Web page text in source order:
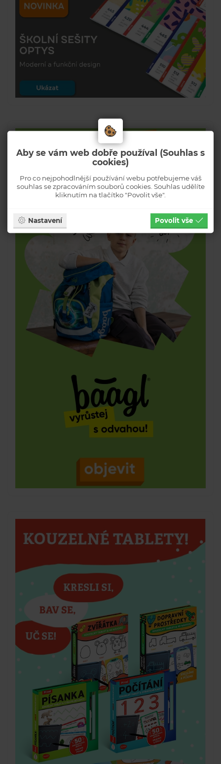
Aby se vám web dobře používal (Souhlas s
cookies)
Pro co nejpohodlnější používání webu potřebujeme váš
souhlas se zpracováním souborů cookies. Souhlas udělíte
kliknutím na tlačítko "Povolit vše".
Nastavení Povolit vše